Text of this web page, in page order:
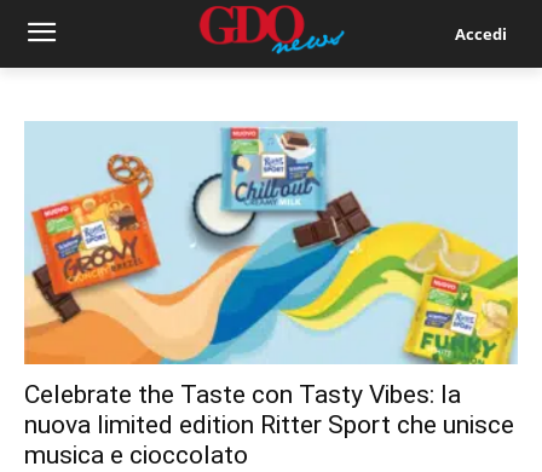
Accedi
Celebrate the Taste con Tasty Vibes: la
nuova limited edition Ritter Sport che unisce
musica e cioccolato